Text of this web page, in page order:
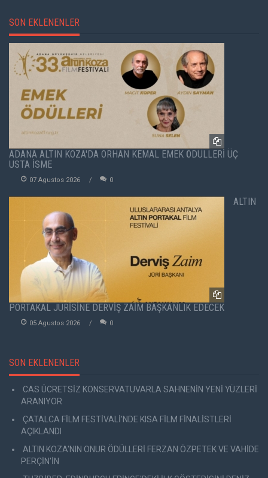
SON EKLENENLER
ADANA ALTIN KOZA'DA ORHAN KEMAL EMEK ÖDÜLLERİ ÜÇ
USTA İSME
07 Agustos 2026 0
ALTIN
PORTAKAL JÜRİSİNE DERVİŞ ZAİM BAŞKANLIK EDECEK
05 Agustos 2026 0
SON EKLENENLER
CAS ÜCRETSİZ KONSERVATUVARLA SAHNENİN YENİ YÜZLERİ
ARANIYOR
ÇATALCA FİLM FESTİVALİ'NDE KISA FİLM FİNALİSTLERİ
AÇIKLANDI
ALTIN KOZA'NIN ONUR ÖDÜLLERİ FERZAN ÖZPETEK VE VAHİDE
PERÇİN'İN